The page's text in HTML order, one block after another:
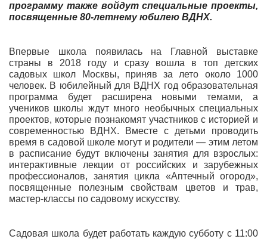
программу также войдут специальные проекты,
посвященные 80-летнему юбилею ВДНХ.
Впервые школа появилась на Главной выставке
страны в 2018 году и сразу вошла в топ детских
садовых школ Москвы, приняв за лето около 1000
человек. В юбилейный для ВДНХ год образовательная
программа будет расширена новыми темами, а
учеников школы ждут много необычных специальных
проектов, которые познакомят участников с историей и
современностью ВДНХ. Вместе с детьми проводить
время в садовой школе могут и родители — этим летом
в расписание будут включены занятия для взрослых:
интерактивные лекции от российских и зарубежных
профессионалов, занятия цикла «Аптечный огород»,
посвященные полезным свойствам цветов и трав,
мастер-классы по садовому искусству.
Садовая школа будет работать каждую субботу с 11:00